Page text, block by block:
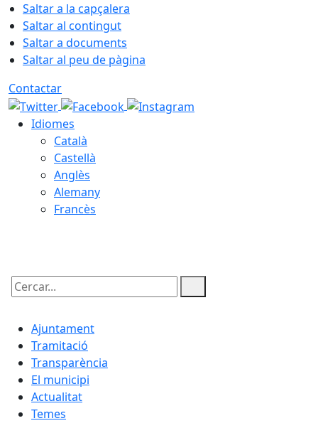
Saltar a la capçalera
Saltar al contingut
Saltar a documents
Saltar al peu de pàgina
Contactar
Idiomes
Català
Castellà
Anglès
Alemany
Francès
Cercar:
Ajuntament
Tramitació
Transparència
El municipi
Actualitat
Temes